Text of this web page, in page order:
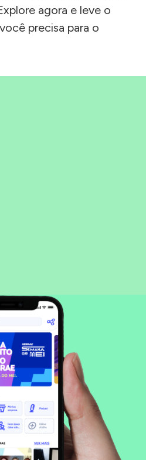
agora e leve o
precisa para o